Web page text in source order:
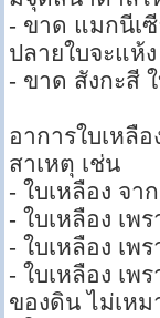
- ขาด แมกนีเ
ปลายใบจะแห้ง
- ขาด สังกะสี
อาการใบเหลื
สาเหตุ เช่น
- ใบเหลือง จา
- ใบเหลือง เพ
- ใบเหลือง เพ
- ใบเหลือง เพ
ของดิน ไม่เหม